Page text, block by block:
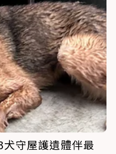
守屋護遺體伴最